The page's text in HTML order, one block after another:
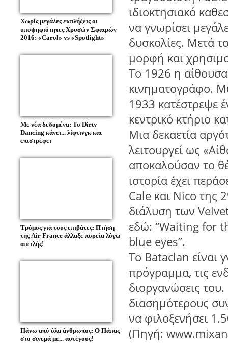
Χωρίς μεγάλες εκπλήξεις οι
υποψηφιότητες Χρυσών Σφαιρών
2016: «Carol» vs «Spotlight»
Με νέα δεδομένα: Το Dirty
Dancing κάνει... λίφτινγκ και
επιστρέφει
Τρόμος για τους επιβάτες: Πτήση
της Air France άλλαξε πορεία λόγω
απειλής!
Πάνω από όλα άνθρωπος: Ο Πάπας
στο σινεμά με... αστέγους!
ιδιοκτησιακό
να γνωρίσει
δυσκολίες. Μετά
μορφή και
Το 1926 η
κινηματογράφο.
1933 κατέστρεψε
κεντρικό κτήριο
Μια δεκαετία
λειτουργεί ως
αποκαλούσαν το
ιστορία έχει
Cale και Nico της
διάλυση των
εδώ: “Waiting for
blue eyes”.
Το Bataclan είναι
πρόγραμμα, τις
διοργανώσεις
διασημότερους
να φιλοξενήσει
(Πηγή: